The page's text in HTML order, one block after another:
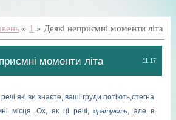
» 1 » Деякі неприємні моменти літа
11:17
моменти літа
які ви знаєте, ваші груди потіють,стегна
місця. Ох, як ці речі,дратують, але в